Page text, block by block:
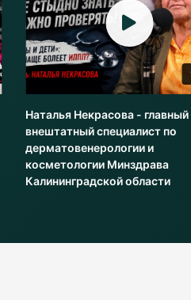
Наталья Некрасова - главный
внештатный специалист по
дерматовенерологии и
косметологии Минздрава
Калининградской области